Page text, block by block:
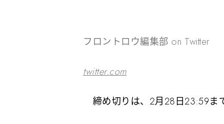
フロントロウ編集部 on Twitter
twitter.com
締め切りは、2月28日23:59ま